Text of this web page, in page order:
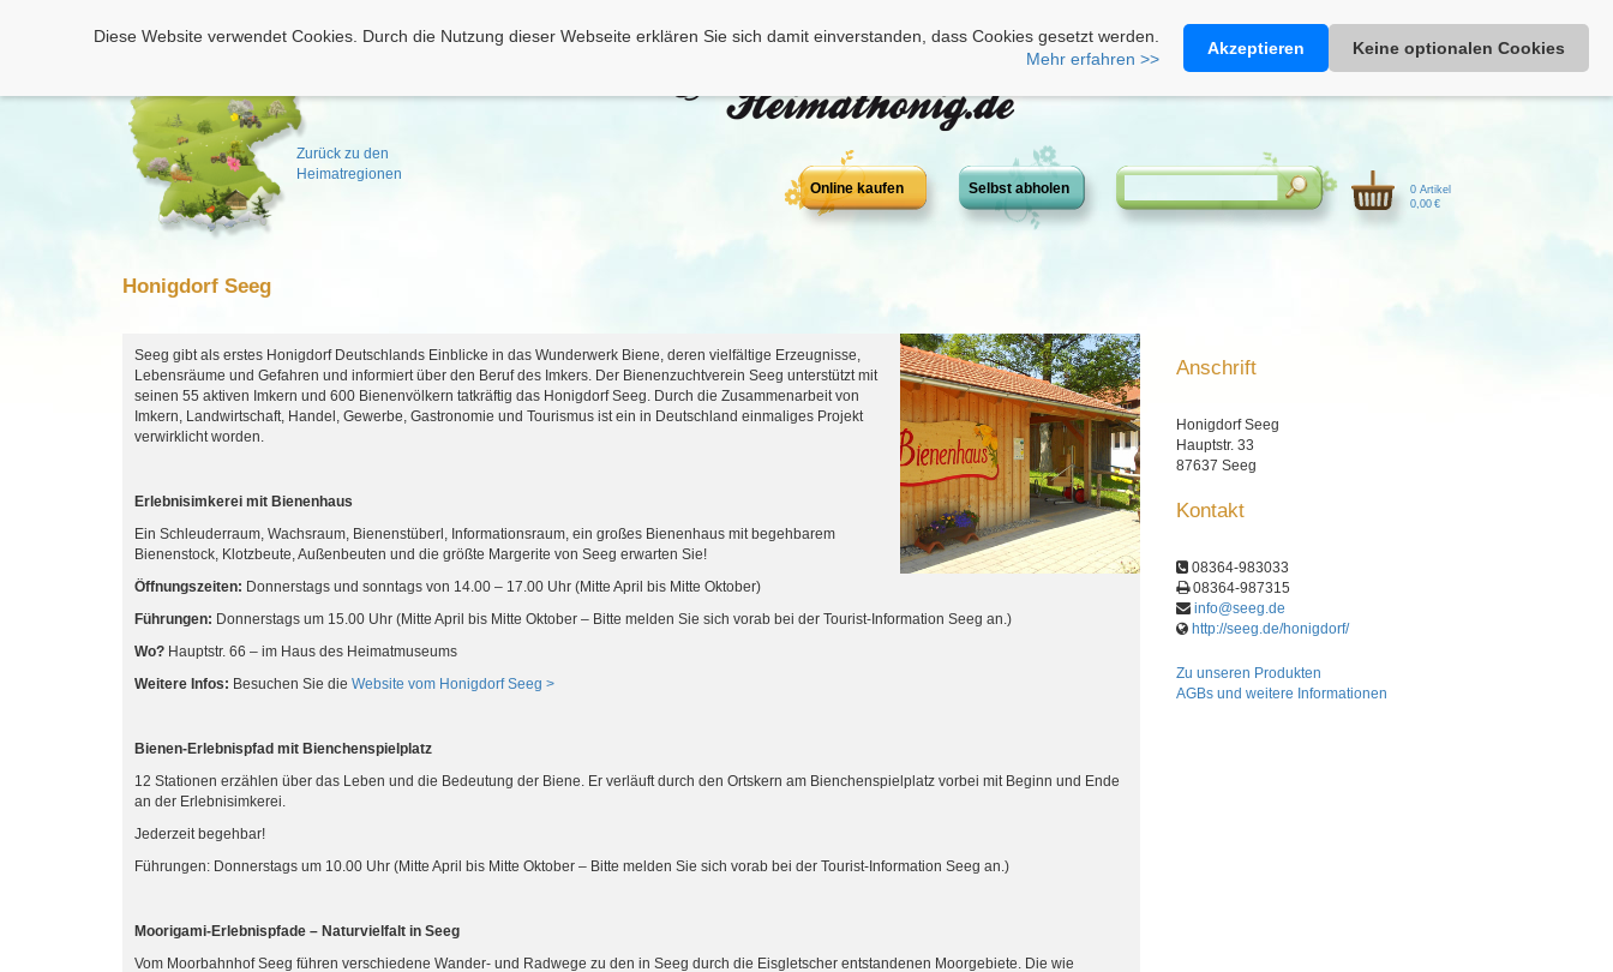
Zurück zu den
Heimatregionen
Heimathonig auf Facebook|Kunden-Login|Warenkorb
Diese Website verwendet Cookies. Durch die Nutzung dieser Webseite erklären Sie sich damit einverstanden, dass Cookies gesetzt werden.
Mehr erfahren >>
Akzeptieren Keine optionalen Cookies
Online kaufen Selbst abholen
0 Artikel
0,00 €
Honigdorf Seeg
Seeg gibt als erstes Honigdorf Deutschlands Einblicke in das Wunderwerk Biene, deren vielfältige Erzeugnisse,
Lebensräume und Gefahren und informiert über den Beruf des Imkers. Der Bienenzuchtverein Seeg unterstützt mit
seinen 55 aktiven Imkern und 600 Bienenvölkern tatkräftig das Honigdorf Seeg. Durch die Zusammenarbeit von
Imkern, Landwirtschaft, Handel, Gewerbe, Gastronomie und Tourismus ist ein in Deutschland einmaliges Projekt
verwirklicht worden.
Erlebnisimkerei mit Bienenhaus
Ein Schleuderraum, Wachsraum, Bienenstüberl, Informationsraum, ein großes Bienenhaus mit begehbarem
Bienenstock, Klotzbeute, Außenbeuten und die größte Margerite von Seeg erwarten Sie!
Öffnungszeiten: Donnerstags und sonntags von 14.00 – 17.00 Uhr (Mitte April bis Mitte Oktober)
Führungen: Donnerstags um 15.00 Uhr (Mitte April bis Mitte Oktober – Bitte melden Sie sich vorab bei der Tourist-Information Seeg an.)
Wo? Hauptstr. 66 – im Haus des Heimatmuseums
Weitere Infos: Besuchen Sie die Website vom Honigdorf Seeg >
Bienen-Erlebnispfad mit Bienchenspielplatz
12 Stationen erzählen über das Leben und die Bedeutung der Biene. Er verläuft durch den Ortskern am Bienchenspielplatz vorbei mit Beginn und Ende
an der Erlebnisimkerei.
Jederzeit begehbar!
Führungen: Donnerstags um 10.00 Uhr (Mitte April bis Mitte Oktober – Bitte melden Sie sich vorab bei der Tourist-Information Seeg an.)
Moorigami-Erlebnispfade – Naturvielfalt in Seeg
Vom Moorbahnhof Seeg führen verschiedene Wander- und Radwege zu den in Seeg durch die Eisgletscher entstandenen Moorgebiete. Die wie
Anschrift
Honigdorf Seeg
Hauptstr. 33
87637 Seeg
Kontakt
08364-983033
08364-987315
info@seeg.de
http://seeg.de/honigdorf/
Zu unseren Produkten
AGBs und weitere Informationen